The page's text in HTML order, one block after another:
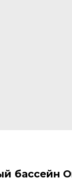
бассейн